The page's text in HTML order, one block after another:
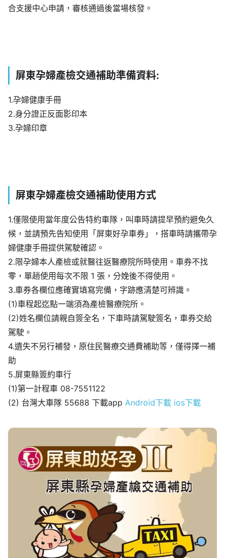
合支援中心申請，審核通過後當場核發。
屏東孕婦產檢交通補助準備資料:
1.孕婦健康手冊
2.身分證正反面影印本
3.孕婦印章
屏東孕婦產檢交通補助使用方式
1.僅限使用當年度公告特約車隊，叫車時請提早預約避免久
候，並請預先告知使用「屏東好孕車券」，搭車時請攜帶孕
婦健康手冊提供駕駛確認。
2.限孕婦本人產檢或就醫往返醫療院所時使用。車券不找
零，單趟使用每次不限 1 張，分娩後不得使用。
3.車券各欄位應確實填寫完備，字跡應清楚可辨識。
(1)車程起迄點一端須為產檢醫療院所。
(2)姓名欄位請親自簽全名，下車時請駕駛簽名，車券交給
駕駛。
4.遺失不另行補發，原住民醫療交通費補助等，僅得擇一補
助
5.屏東縣簽約車行
(1)第一計程車 08-7551122
(2) 台灣大車隊 55688 下載app Android下載 ios下載